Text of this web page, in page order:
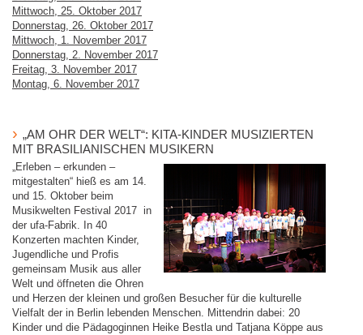
Mittwoch, 25. Oktober 2017
Donnerstag, 26. Oktober 2017
Mittwoch, 1. November 2017
Donnerstag, 2. November 2017
Freitag, 3. November 2017
Montag, 6. November 2017
„AM OHR DER WELT“: KITA-KINDER MUSIZIERTEN
MIT BRASILIANISCHEN MUSIKERN
„Erleben – erkunden –
mitgestalten“ hieß es am 14.
und 15. Oktober beim
Musikwelten Festival 2017 in
der ufa-Fabrik. In 40
Konzerten machten Kinder,
Jugendliche und Profis
gemeinsam Musik aus aller
Welt und öffneten die Ohren
und Herzen der kleinen und großen Besucher für die kulturelle
Vielfalt der in Berlin lebenden Menschen. Mittendrin dabei: 20
Kinder und die Pädagoginnen Heike Bestla und Tatjana Köppe aus